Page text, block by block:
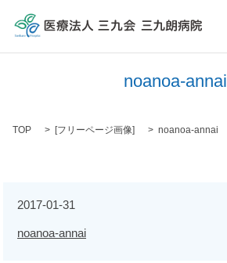
noanoa-annai
TOP [フリーページ画像] noanoa-annai
2017-01-31
noanoa-annai